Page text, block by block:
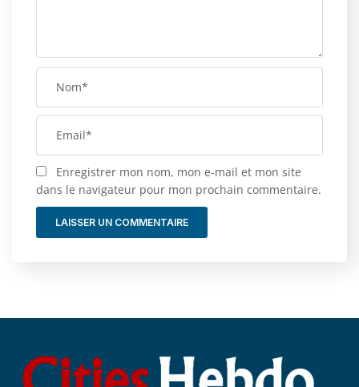
Enregistrer mon nom, mon e-mail et mon site
dans le navigateur pour mon prochain commentaire.